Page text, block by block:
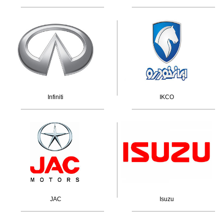
IKCO
Infiniti
Isuzu
JAC